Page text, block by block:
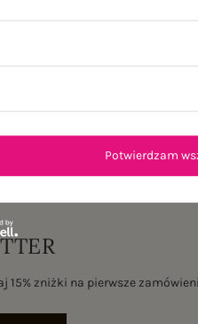
15% zniżki na pierwsze
Potwierdzam